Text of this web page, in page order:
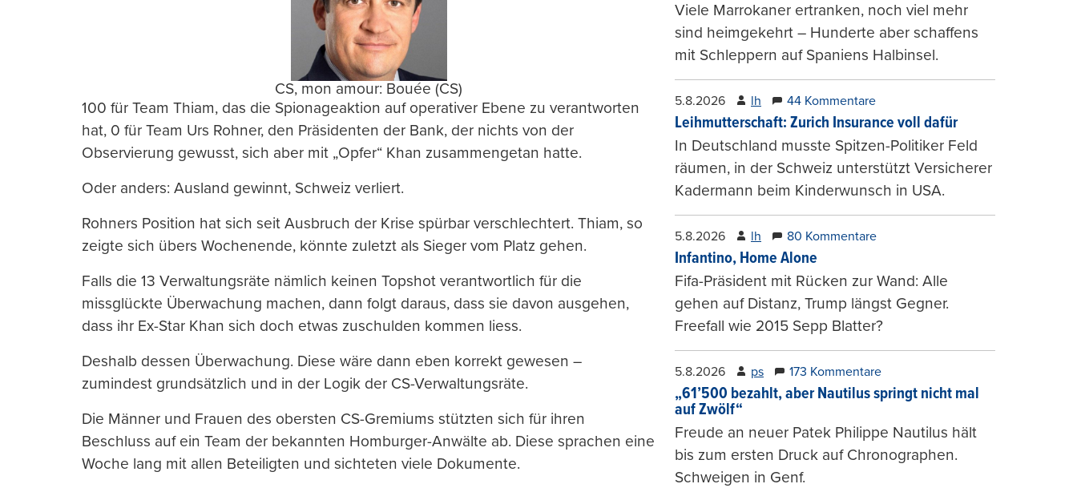
CS, mon amour: Bouée (CS)
100 für Team Thiam, das die Spionageaktion auf operativer Ebene zu verantworten
hat, 0 für Team Urs Rohner, den Präsidenten der Bank, der nichts von der
Observierung gewusst, sich aber mit „Opfer“ Khan zusammengetan hatte.
Oder anders: Ausland gewinnt, Schweiz verliert.
Rohners Position hat sich seit Ausbruch der Krise spürbar verschlechtert. Thiam, so
zeigte sich übers Wochenende, könnte zuletzt als Sieger vom Platz gehen.
Falls die 13 Verwaltungsräte nämlich keinen Topshot verantwortlich für die
missglückte Überwachung machen, dann folgt daraus, dass sie davon ausgehen,
dass ihr Ex-Star Khan sich doch etwas zuschulden kommen liess.
Deshalb dessen Überwachung. Diese wäre dann eben korrekt gewesen –
zumindest grundsätzlich und in der Logik der CS-Verwaltungsräte.
Die Männer und Frauen des obersten CS-Gremiums stützten sich für ihren
Beschluss auf ein Team der bekannten Homburger-Anwälte ab. Diese sprachen eine
Woche lang mit allen Beteiligten und sichteten viele Dokumente.
Viele Marrokaner ertranken, noch viel mehr
sind heimgekehrt – Hunderte aber schaffens
mit Schleppern auf Spaniens Halbinsel.
5.8.2026 lh 44 Kommentare
Leihmutterschaft: Zurich Insurance voll dafür
In Deutschland musste Spitzen-Politiker Feld
räumen, in der Schweiz unterstützt Versicherer
Kadermann beim Kinderwunsch in USA.
5.8.2026 lh 80 Kommentare
Infantino, Home Alone
Fifa-Präsident mit Rücken zur Wand: Alle
gehen auf Distanz, Trump längst Gegner.
Freefall wie 2015 Sepp Blatter?
5.8.2026 ps 173 Kommentare
„61’500 bezahlt, aber Nautilus springt nicht mal
auf Zwölf“
Freude an neuer Patek Philippe Nautilus hält
bis zum ersten Druck auf Chronographen.
Schweigen in Genf.